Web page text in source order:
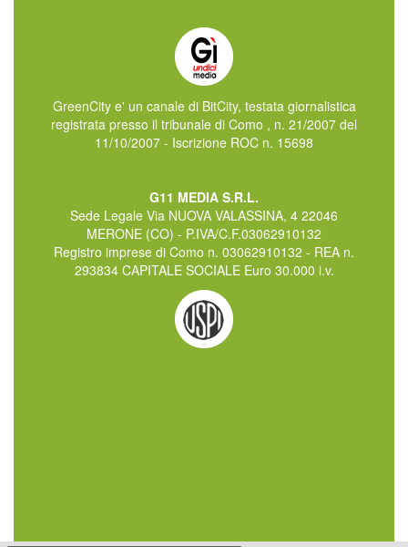
GreenCity e' un canale di BitCity, testata giornalistica
registrata presso il tribunale di Como , n. 21/2007 del
11/10/2007 - Iscrizione ROC n. 15698
G11 MEDIA S.R.L.
Sede Legale Via NUOVA VALASSINA, 4 22046
MERONE (CO) - P.IVA/C.F.03062910132
Registro imprese di Como n. 03062910132 - REA n.
293834 CAPITALE SOCIALE Euro 30.000 i.v.